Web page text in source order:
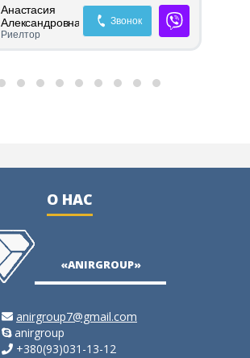
Анастасия
Александровна
Риелтор
Звонок
О НАС
«ANIRGROUP»
anirgroup7@gmail.com
anirgroup
+380(93)031-13-12